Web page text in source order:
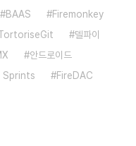
BAAS
Firemonkey
델파이
안드로이드
Sprints
FireDAC